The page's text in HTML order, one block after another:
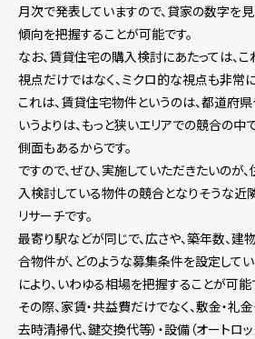
月次で発表していますので、貸家の数字を
傾向を把握することが可能です。
なお、賃貸住宅の購入検討にあたっては、
視点だけではなく、ミクロ的な視点も非常に
これは、賃貸住宅物件というのは、都道府
いうよりは、もっと狭いエリアでの競合の中
側面もあるからです。
ですので、ぜひ、実施していただきたいのが
入検討している物件の競合となりそうな
リサーチです。
最寄り駅などが同じで、広さや、築年数、
合物件が、どのような募集条件を設定して
により、いわゆる相場を把握することが可能
その際、家賃・共益費だけでなく、敷金・礼
去時清掃代、鍵交換代等）・設備（オートロッ